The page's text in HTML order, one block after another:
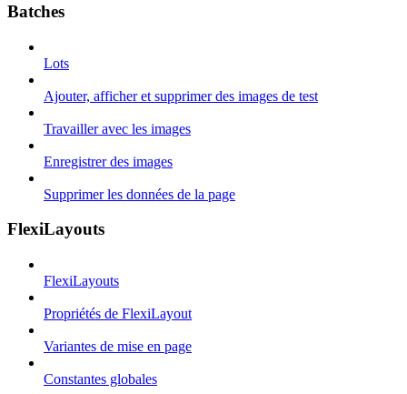
Batches
Lots
Ajouter, afficher et supprimer des images de test
Travailler avec les images
Enregistrer des images
Supprimer les données de la page
FlexiLayouts
FlexiLayouts
Propriétés de FlexiLayout
Variantes de mise en page
Constantes globales